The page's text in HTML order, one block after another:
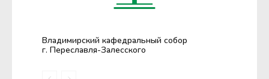
Владимирский кафедральный собор
г. Переславля-Залесского